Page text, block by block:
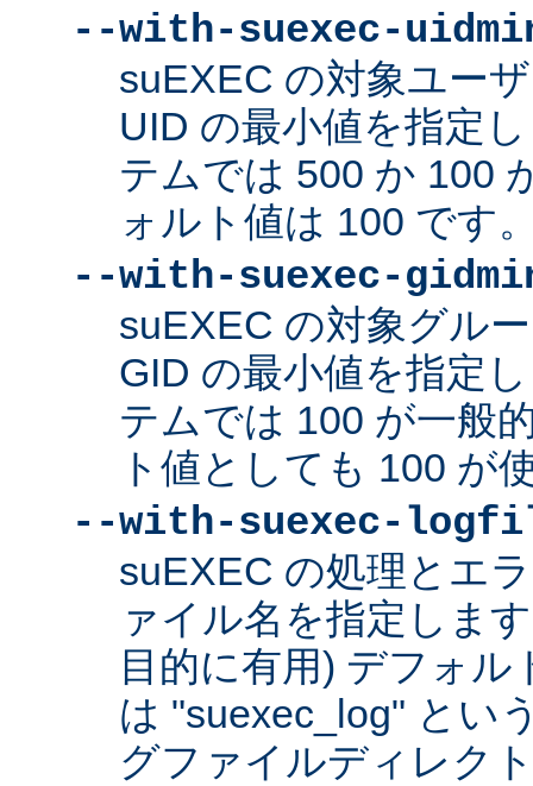
--with-suexec-
suEXEC の対象ユー
UID の最小値を指定
テムでは 500 か 100
ォルト値は 100 です
--with-suexec-
suEXEC の対象グル
GID の最小値を指定
テムでは 100 が一般
ト値としても 100 が
--with-suexec-
suEXEC の処理とエ
ァイル名を指定しま
目的に有用) デフォ
は "suexec_log" とい
グファイルディレク